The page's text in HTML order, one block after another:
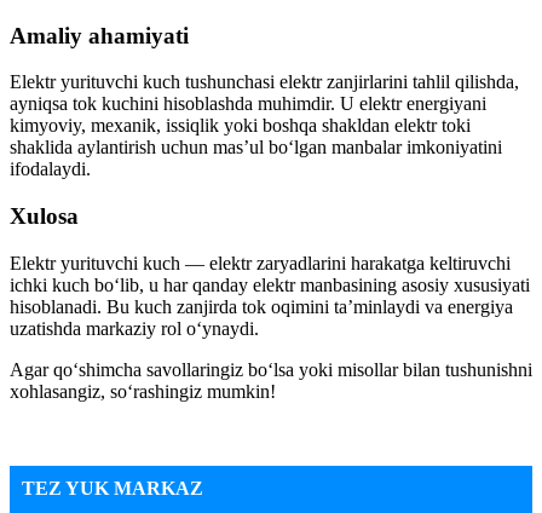
Amaliy ahamiyati
Elektr yurituvchi kuch tushunchasi elektr zanjirlarini tahlil qilishda,
ayniqsa tok kuchini hisoblashda muhimdir. U elektr energiyani
kimyoviy, mexanik, issiqlik yoki boshqa shakldan elektr toki
shaklida aylantirish uchun mas’ul bo‘lgan manbalar imkoniyatini
ifodalaydi.
Xulosa
Elektr yurituvchi kuch — elektr zaryadlarini harakatga keltiruvchi
ichki kuch bo‘lib, u har qanday elektr manbasining asosiy xususiyati
hisoblanadi. Bu kuch zanjirda tok oqimini ta’minlaydi va energiya
uzatishda markaziy rol o‘ynaydi.
Agar qo‘shimcha savollaringiz bo‘lsa yoki misollar bilan tushunishni
xohlasangiz, so‘rashingiz mumkin!
TEZ YUK MARKAZ